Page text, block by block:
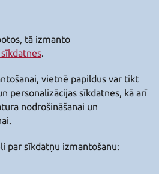
tā izmanto
.
vietnē papildus var tikt
personalizācijas sīkdatnes, kā arī
nodrošināšanai un
par sīkdatņu izmantošanu: